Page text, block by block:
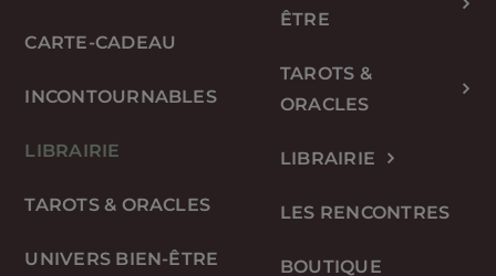
CARTE-CADEAU
INCONTOURNABLES
LIBRAIRIE
TAROTS & ORACLES
UNIVERS BIEN-ÊTRE
ÊTRE
TAROTS &
ORACLES
LIBRAIRIE
LES RENCONTRES
BOUTIQUE